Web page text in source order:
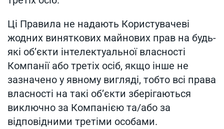
Ці Правила не надають Користувачеві
жодних виняткових майнових прав на будь-
які об’єкти інтелектуальної власності
Компанії або третіх осіб, якщо інше не
зазначено у явному вигляді, тобто всі права
власності на такі об’єкти зберігаються
виключно за Компанією та/або за
відповідними третіми особами.